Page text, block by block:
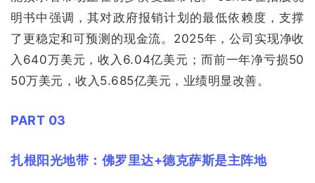
明书中强调，其对政府报销计划的最低依赖度，支撑
了更稳定和可预测的现金流。2025年，公司实现净收
入640万美元，收入6.04亿美元；而前一年净亏损50
50万美元，收入5.685亿美元，业绩明显改善。
PART 03
扎根阳光地带：佛罗里达+德克萨斯是主阵地